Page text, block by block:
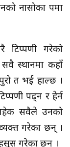
नासोका रुपमा
टिप्पणी गरेको
स्थानमा कहाँ
त भई हाल्छ ।
पढ्न र हेर्न
सवैले उनको
गरेका छन् ।
गरेका छन् ।